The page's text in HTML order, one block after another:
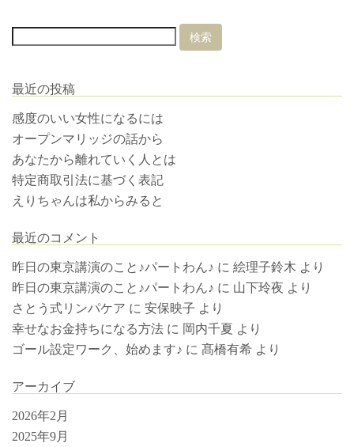
最近の投稿
感度のいい女性になるには
オープンマリッジの話から
あなたから離れていく人とは
特定商取引法に基づく表記
えりちゃんは私からみると
最近のコメント
昨日の東京講演のこと♪パートわん♪ に 絵理子鈴木 より
昨日の東京講演のこと♪パートわん♪ に 山下玲夜 より
さとう式リンパケア に 安保映子 より
幸せなお金持ちになる方法 に 岡内千夏 より
ゴール設定ワーク、始めます♪ に 髙橋有希 より
アーカイブ
2026年2月
2025年9月